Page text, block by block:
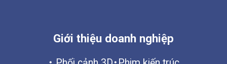
Giới thiệu doanh nghiệp